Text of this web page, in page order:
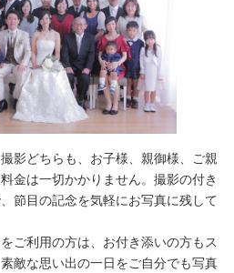
影どちらも、お子様、親御様、ご親
金は一切かかりません。撮影の付き
節目の記念を気軽にお写真に残して
ご利用の方は、お付き添いの方もス
敵な思い出の一日をご自分でも写真